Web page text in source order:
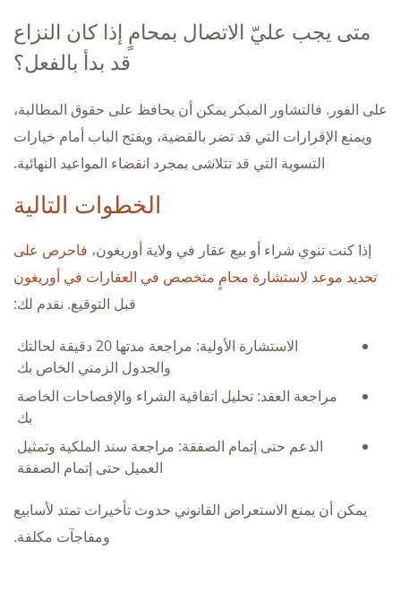
متى يجب عليّ الاتصال بمحامٍ إذا كان النزاع
قد بدأ بالفعل؟
على الفور. فالتشاور المبكر يمكن أن يحافظ على حقوق المطالبة،
ويمنع الإقرارات التي قد تضر بالقضية، ويفتح الباب أمام خيارات
التسوية التي قد تتلاشى بمجرد انقضاء المواعيد النهائية.
الخطوات التالية
إذا كنت تنوي شراء أو بيع عقار في ولاية أوريغون، فاحرص على
تحديد موعد لاستشارة محامٍ متخصص في العقارات في أوريغون
قبل التوقيع. نقدم لك:
الاستشارة الأولية: مراجعة مدتها 20 دقيقة لحالتك
والجدول الزمني الخاص بك
مراجعة العقد: تحليل اتفاقية الشراء والإفصاحات الخاصة
بك
الدعم حتى إتمام الصفقة: مراجعة سند الملكية وتمثيل
العميل حتى إتمام الصفقة
يمكن أن يمنع الاستعراض القانوني حدوث تأخيرات تمتد لأسابيع
ومفاجآت مكلفة.